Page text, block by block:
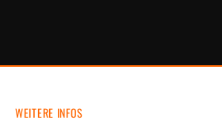
WEITERE INFOS